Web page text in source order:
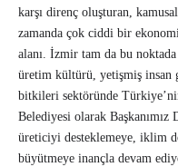
karşı direnç oluşturan,
zamanda çok ciddi bir
alanı. İzmir tam da bu
üretim kültürü, yetişmiş insan
bitkileri sektöründe
Belediyesi olarak Başkanımız
üreticiyi desteklemeye, iklim
büyütmeye inançla devam